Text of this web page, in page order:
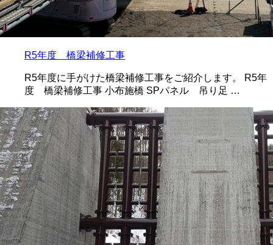
R5年度 橋梁補修工事
R5年度に手がけた橋梁補修工事をご紹介します。 R5年
度 橋梁補修工事 小布施橋 SPパネル 吊り足 …